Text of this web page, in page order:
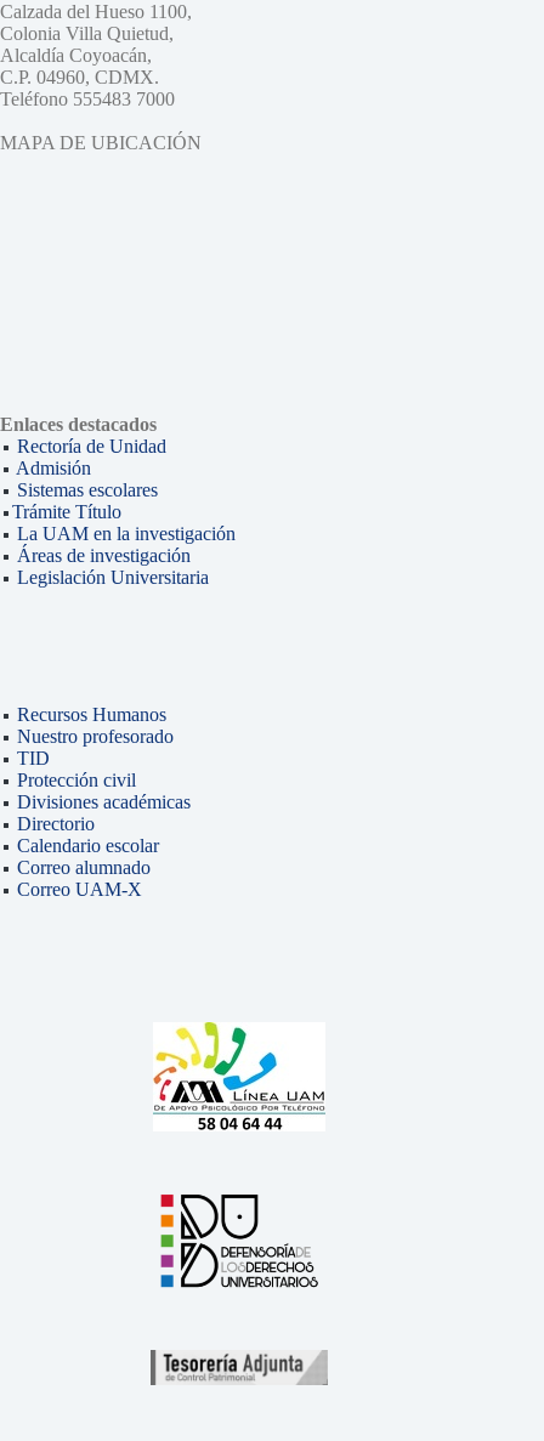
Calzada del Hueso 1100,
Colonia Villa Quietud,
Alcaldía Coyoacán,
C.P. 04960, CDMX.
Teléfono 555483 7000
MAPA DE UBICACIÓN
Enlaces destacados
Rectoría de Unidad
Admisión
Sistemas escolares
Trámite Título
La UAM en la investigación
Áreas de investigación
Legislación Universitaria
Recursos Humanos
Nuestro profesorado
TID
Protección civil
Divisiones académicas
Directorio
Calendario escolar
Correo alumnado
Correo UAM-X